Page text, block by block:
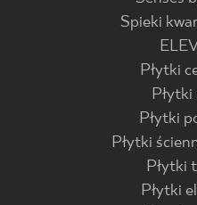
Spieki
Płytki
Płytki
Płytki
Płytki
Płytki
Płytki